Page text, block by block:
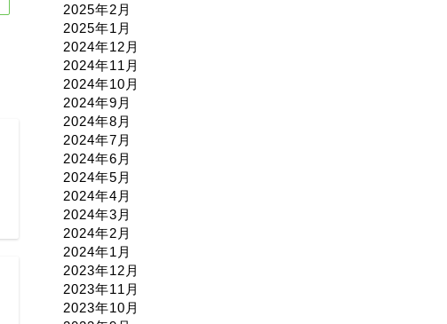
2025年2月
2025年1月
2024年12月
2024年11月
2024年10月
2024年9月
2024年8月
2024年7月
2024年6月
2024年5月
2024年4月
2024年3月
2024年2月
2024年1月
2023年12月
2023年11月
2023年10月